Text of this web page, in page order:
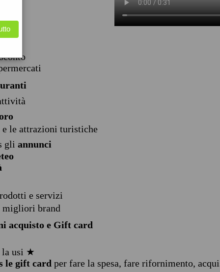
le attrazioni turistiche
gli annunci
e servizi
brand
acquisto e Gift card
la usi ★
le gift card per fare la spesa, fare rifornimento,